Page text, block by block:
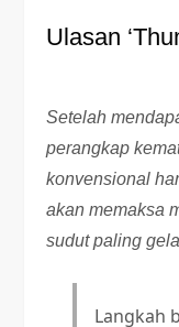
Ulasan
Setelah
perangkap
konvensional
akan memaksa
sudut paling
Langkah